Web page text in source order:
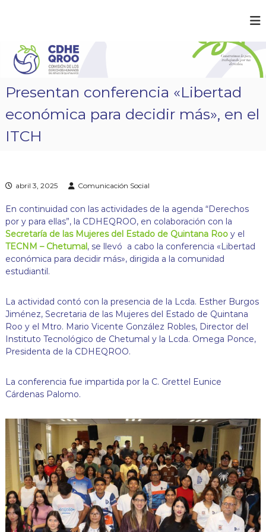
D
H
E
Q
R
O
n
s
r
i
m
o
s
a
,
t
a
b
a
j
d
o
p
o
t
s
d
e
e
Presentan conferencia «Libertad
económica para decidir más», en el
ITCH
abril 3, 2025 Comunicación Social
En continuidad con las actividades de la agenda “Derechos
por y para ellas”, la CDHEQROO, en colaboración con la
Secretaría de las Mujeres del Estado de Quintana Rooy el
TECNM – Chetumal, se llevó a cabo la conferencia «Libertad
económica para decidir más», dirigida a la comunidad
estudiantil.
La actividad contó con la presencia de la Lcda. Esther Burgos
Jiménez, Secretaria de las Mujeres del Estado de Quintana
Roo y el Mtro. Mario Vicente González Robles, Director del
Instituto Tecnológico de Chetumal y la Lcda. Omega Ponce,
Presidenta de la CDHEQROO.
La conferencia fue impartida por la C. Grettel Eunice
Cárdenas Palomo.